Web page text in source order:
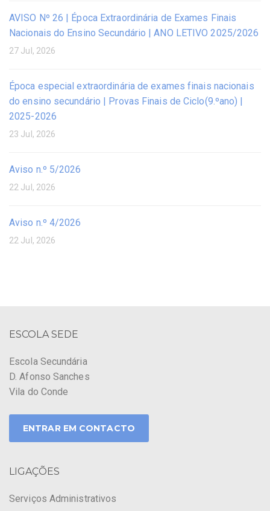
AVISO Nº 26 | Época Extraordinária de Exames Finais
Nacionais do Ensino Secundário | ANO LETIVO 2025/2026
27 Jul, 2026
Época especial extraordinária de exames finais nacionais
do ensino secundário | Provas Finais de Ciclo(9.ºano) |
2025-2026
23 Jul, 2026
Aviso n.º 5/2026
22 Jul, 2026
Aviso n.º 4/2026
22 Jul, 2026
ESCOLA SEDE
Escola Secundária
D. Afonso Sanches
Vila do Conde
ENTRAR EM CONTACTO
LIGAÇÕES
Serviços Administrativos